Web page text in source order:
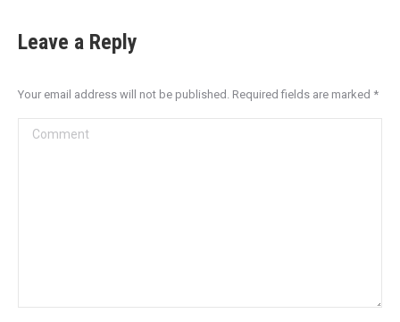
Leave a Reply
Your email address will not be published. Required fields are marked *
Comment